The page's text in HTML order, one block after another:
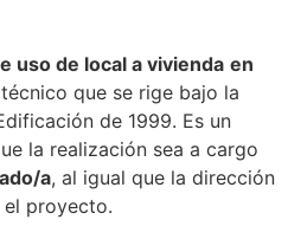
uso de local a vivienda en
que se rige bajo la
de 1999. Es un
la realización sea a cargo
a, al igual que la dirección
proyecto.